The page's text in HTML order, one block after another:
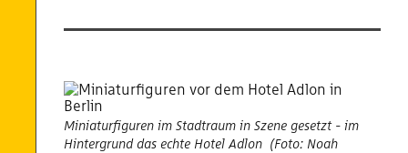
Miniaturfiguren im Stadtraum in Szene gesetzt - im
Hintergrund das echte Hotel Adlon (Foto: Noah